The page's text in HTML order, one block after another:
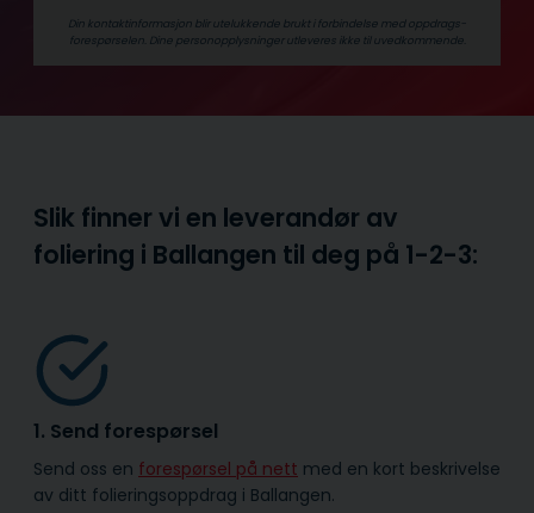
Din kontaktinformasjon blir utelukkende brukt i forbindelse med oppdrags­
forespørselen. Dine person­­opplysninger utleveres ikke til uvedkommende.
Slik finner vi en leverandør av
foliering i Ballangen til deg på 1-2-3:
1. Send forespørsel
Send oss en forespørsel på nett med en kort beskrivelse
av ditt folieringsoppdrag i Ballangen.